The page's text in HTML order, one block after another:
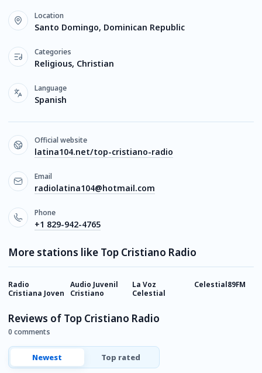
Location
Santo Domingo, Dominican Republic
Categories
Religious, Christian
Language
Spanish
Official website
latina104.net/top-cristiano-radio
Email
radiolatina104@hotmail.com
Phone
+1 829-942-4765
More stations like Top Cristiano Radio
Radio
Cristiana Joven
Audio Juvenil
Cristiano
La Voz
Celestial
Celestial89FM
Reviews of Top Cristiano Radio
0 comments
Newest Top rated